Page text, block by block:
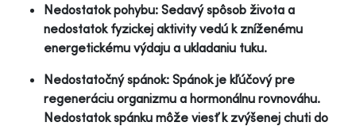
Nedostatok pohybu: Sedavý spôsob života a
nedostatok fyzickej aktivity vedú k zníženému
energetickému výdaju a ukladaniu tuku.
Nedostatočný spánok: Spánok je kľúčový pre
regeneráciu organizmu a hormonálnu rovnováhu.
Nedostatok spánku môže viesť k zvýšenej chuti do